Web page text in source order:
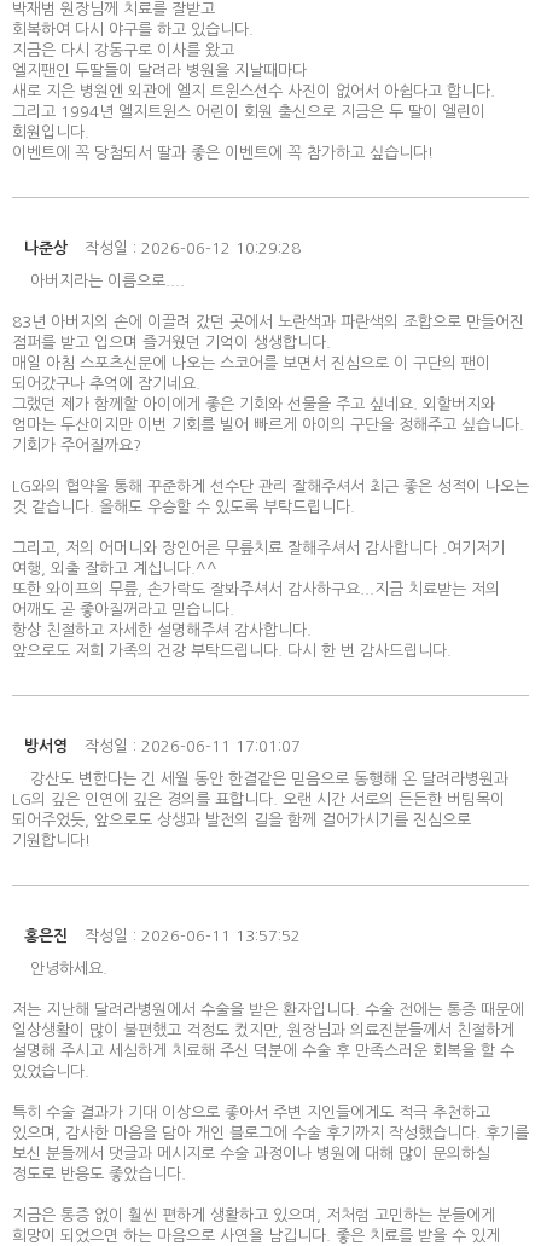
박재범 원장님께 치료를 잘받고
회복하여 다시 야구를 하고 있습니다.
지금은 다시 강동구로 이사를 왔고
엘지팬인 두딸들이 달려라 병원을 지날때마다
새로 지은 병원엔 외관에 엘지 트윈스선수 사진이 없어서 아쉽다고 합니다.
그리고 1994년 엘지트윈스 어린이 회원 출신으로 지금은 두 딸이 엘린이
회원입니다.
이벤트에 꼭 당첨되서 딸과 좋은 이벤트에 꼭 참가하고 싶습니다!
나준상 작성일 : 2026-06-12 10:29:28
아버지라는 이름으로....
83년 아버지의 손에 이끌려 갔던 곳에서 노란색과 파란색의 조합으로 만들어진
점퍼를 받고 입으며 즐거웠던 기억이 생생합니다.
매일 아침 스포츠신문에 나오는 스코어를 보면서 진심으로 이 구단의 팬이
되어갔구나 추억에 잠기네요.
그랬던 제가 함께할 아이에게 좋은 기회와 선물을 주고 싶네요. 외할버지와
엄마는 두산이지만 이번 기회를 빌어 빠르게 아이의 구단을 정해주고 싶습니다.
기회가 주어질까요?
LG와의 협약을 통해 꾸준하게 선수단 관리 잘해주셔서 최근 좋은 성적이 나오는
것 같습니다. 올해도 우승할 수 있도록 부탁드립니다.
그리고, 저의 어머니와 장인어른 무릎치료 잘해주셔서 감사합니다 .여기저기
여행, 외출 잘하고 계십니다.^^
또한 와이프의 무릎, 손가락도 잘봐주셔서 감사하구요...지금 치료받는 저의
어깨도 곧 좋아질꺼라고 믿습니다.
항상 친절하고 자세한 설명해주셔 감사합니다.
앞으로도 저희 가족의 건강 부탁드립니다. 다시 한 번 감사드립니다.
방서영 작성일 : 2026-06-11 17:01:07
강산도 변한다는 긴 세월 동안 한결같은 믿음으로 동행해 온 달려라병원과
LG의 깊은 인연에 깊은 경의를 표합니다. 오랜 시간 서로의 든든한 버팀목이
되어주었듯, 앞으로도 상생과 발전의 길을 함께 걸어가시기를 진심으로
기원합니다!
홍은진 작성일 : 2026-06-11 13:57:52
안녕하세요.
저는 지난해 달려라병원에서 수술을 받은 환자입니다. 수술 전에는 통증 때문에
일상생활이 많이 불편했고 걱정도 컸지만, 원장님과 의료진분들께서 친절하게
설명해 주시고 세심하게 치료해 주신 덕분에 수술 후 만족스러운 회복을 할 수
있었습니다.
특히 수술 결과가 기대 이상으로 좋아서 주변 지인들에게도 적극 추천하고
있으며, 감사한 마음을 담아 개인 블로그에 수술 후기까지 작성했습니다. 후기를
보신 분들께서 댓글과 메시지로 수술 과정이나 병원에 대해 많이 문의하실
정도로 반응도 좋았습니다.
지금은 통증 없이 훨씬 편하게 생활하고 있으며, 저처럼 고민하는 분들에게
희망이 되었으면 하는 마음으로 사연을 남깁니다. 좋은 치료를 받을 수 있게